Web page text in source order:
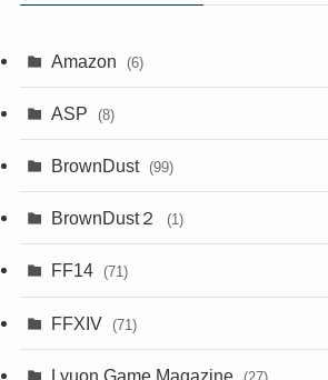
Amazon (6)
ASP (8)
BrownDust (99)
BrownDust２ (1)
FF14 (71)
FFXIV (71)
Lyuon Game Magazine